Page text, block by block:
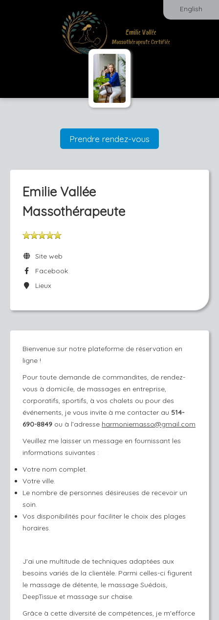
English
Prendre rendez-vous
Emilie Vallée
Massothérapeute
Site web
Facebook
Lieux
Bienvenue sur notre plateforme de réservation en
ligne !
Pour toute demande de commandites, de rendez-
vous à domicile, de massages en entreprise,
corporatifs, sportifs, à vos chalets ou pour des
événements, je vous invite à me contacter au 514-
690-8849 ou à l’adresse harmoniemasso@gmail.com
Veuillez me laisser un message en fournissant les
informations suivantes :
Votre nom complet.
Votre ville.
Le nombre de personnes désireuses de recevoir un
soin.
Vos disponibilités pour faciliter le choix des plages
horaires.
J'ai une multitude de techniques adaptées aux
besoins variés de la clientèle. Parmi celles-ci figurent
le massage de détente, le massage Suédois,
DeepTissue et massage sur chaise.
Grâce à cette diversité de compétences, je m'efforce